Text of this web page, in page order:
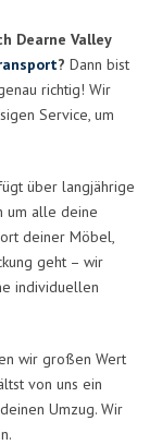
Dearne Valley
? Dann bist
richtig! Wir
Service, um
über langjährige
um alle deine
deiner Möbel,
geht – wir
individuellen
wir großen Wert
von uns ein
Umzug. Wir